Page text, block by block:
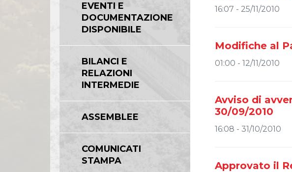
16:07 - 25/11/2010
Modifiche al
01:00 - 12/11/2010
Avviso di
30/09/2010
16:08 - 31/10/2010
Approvato il
EVENTI E
DOCUMENTAZIONE
DISPONIBILE
BILANCI E
RELAZIONI
INTERMEDIE
ASSEMBLEE
COMUNICATI
STAMPA